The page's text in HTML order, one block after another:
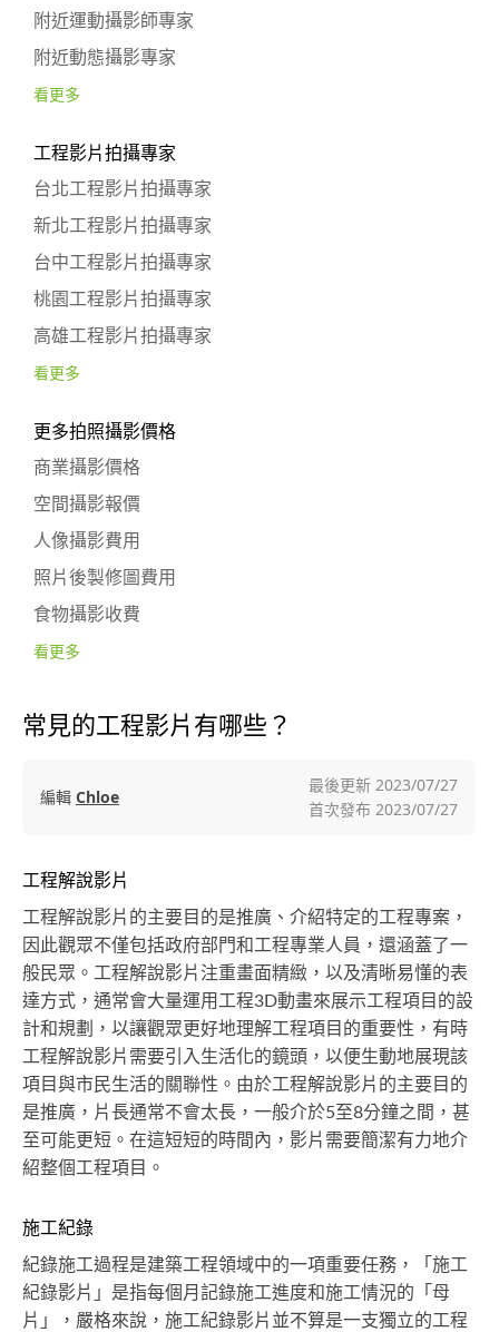
附近運動攝影師專家
附近動態攝影專家
看更多
工程影片拍攝專家
台北工程影片拍攝專家
新北工程影片拍攝專家
台中工程影片拍攝專家
桃園工程影片拍攝專家
高雄工程影片拍攝專家
看更多
更多拍照攝影價格
商業攝影價格
空間攝影報價
人像攝影費用
照片後製修圖費用
食物攝影收費
看更多
常見的工程影片有哪些？
編輯 Chloe
最後更新 2023/07/27
首次發布 2023/07/27
工程解說影片
工程解說影片的主要目的是推廣、介紹特定的工程專案，
因此觀眾不僅包括政府部門和工程專業人員，還涵蓋了一
般民眾。工程解說影片注重畫面精緻，以及清晰易懂的表
達方式，通常會大量運用工程3D動畫來展示工程項目的設
計和規劃，以讓觀眾更好地理解工程項目的重要性，有時
工程解說影片需要引入生活化的鏡頭，以便生動地展現該
項目與市民生活的關聯性。由於工程解說影片的主要目的
是推廣，片長通常不會太長，一般介於5至8分鐘之間，甚
至可能更短。在這短短的時間內，影片需要簡潔有力地介
紹整個工程項目。
施工紀錄
紀錄施工過程是建築工程領域中的一項重要任務，「施工
紀錄影片」是指每個月記錄施工進度和施工情況的「母
片」，嚴格來說，施工紀錄影片並不算是一支獨立的工程